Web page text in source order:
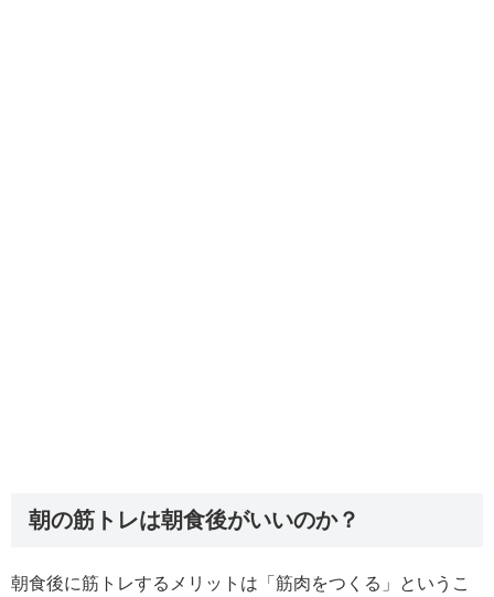
朝の筋トレは朝食後がいいのか？
朝食後に筋トレするメリットは「筋肉をつくる」というこ